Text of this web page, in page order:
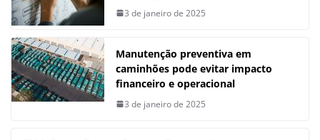
3 de janeiro de 2025
Manutenção preventiva em
caminhões pode evitar impacto
financeiro e operacional
3 de janeiro de 2025